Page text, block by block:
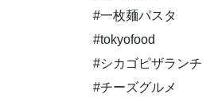
#一枚麺パスタ
#tokyofood
#シカゴピザランチ
#チーズグルメ